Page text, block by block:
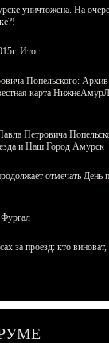
уничтожена. На
Итог.
Попельского:
карта
Петровича
и Наш Город Амурск
отмечать День
за проезд: кто виноват,